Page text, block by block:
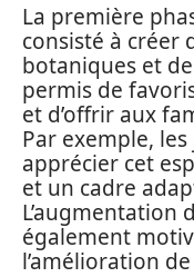
La première
consisté à créer
botaniques et
permis de
et d’offrir aux
Par exemple,
apprécier cet
et un cadre
L’augmentation
également
l’amélioration